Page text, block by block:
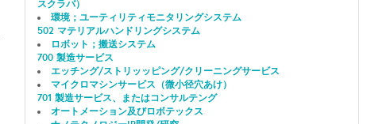
スクラバ）
環境；ユーティリティモニタリングシステム
502 マテリアルハンドリングシステム
ロボット；搬送システム
700 製造サービス
エッチング/ストリッッピング/クリーニングサービス
マイクロマシンサービス（微小径穴あけ）
701 製造サービス、またはコンサルテング
オートメーション及びロボテックス